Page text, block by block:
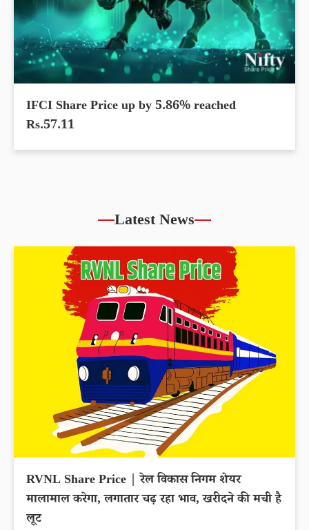
IFCI Share Price up by 5.86% reached
Rs.57.11
Latest News
RVNL Share Price | रेल विकास निगम शेयर
मालामाल करेगा, लगातार चढ़ रहा भाव, खरीदने की मची है
लूट